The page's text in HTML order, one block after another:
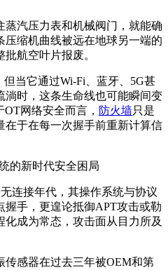
汽压力表和机械阀门，就能确
缩机曲线被远在地球另一端的
航空叶片报废。
当它通过Wi-Fi、蓝牙、5G甚
淌时，这条生命线也可能瞬间变
OT网络安全而言， 防火墙只是
在于在每一次握手前重新计算信
的新时代安全困局
连接年代，其操作系统与协议
手，更遑论抵御APT攻击或勒
成为常态，攻击面从目力所及
传感器在过去三年被OEM和第